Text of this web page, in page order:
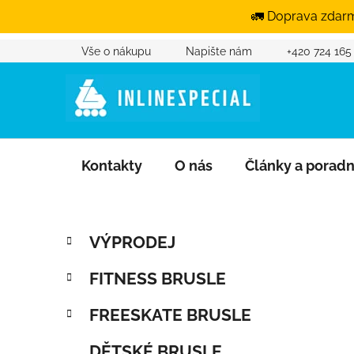
🚛 Doprava
Přejít na obsah
Vše o nákupu Napište nám +420 724 165
Kontakty O nás Články a
Postranní panel
Přeskočit kategorie
Kategorie
VÝPRODEJ
FITNESS BRUSLE
FREESKATE BRUSLE